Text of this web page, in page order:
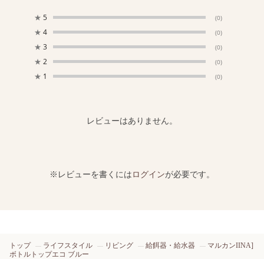
★ 5 (0)
★ 4 (0)
★ 3 (0)
★ 2 (0)
★ 1 (0)
レビューはありません。
※レビューを書くにはログインが必要です。
トップ ライフスタイル リビング 給餌器・給水器
マルカンIINA]
ボトルトップエコ ブルー